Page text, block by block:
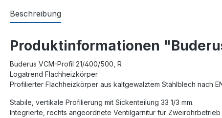
Beschreibung
Produktinformationen
Buderus VCM-Profil 21/400/500, R
Logatrend Flachheizkörper
Profilierter Flachheizkörper aus kaltgewalztem Stahlblech nach
Stabile, vertikale Profilierung mit Sickenteilung 33 1/3 mm.
Integrierte, rechts angeordnete Ventilgarnitur für